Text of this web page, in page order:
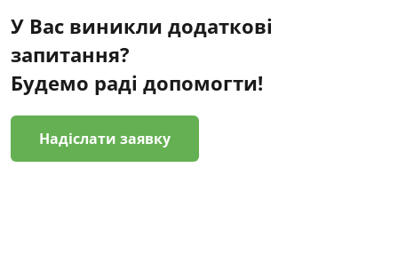
У Вас виникли додаткові
запитання?
Будемо раді допомогти!
Надіслати заявку